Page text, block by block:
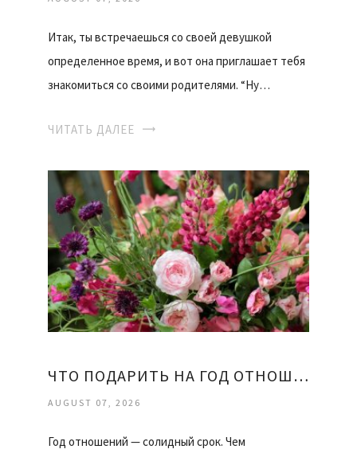
Итак, ты встречаешься со своей девушкой
определенное время, и вот она приглашает тебя
знакомиться со своими родителями. “Ну…
ЧИТАТЬ ДАЛЕЕ
ЧТО ПОДАРИТЬ НА ГОД ОТНОШЕНИЙ ДЕВУШКЕ
AUGUST 07, 2026
Год отношений — солидный срок. Чем